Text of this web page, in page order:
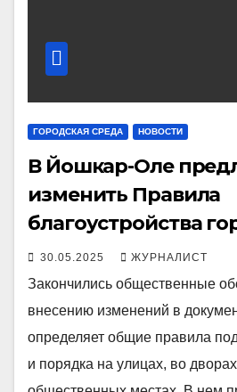
ГОРОДСКАЯ СРЕДА НОВОСТИ
В Йошкар-Оле
изменить Правила
благоустройства
30.05.2025 ЖУРНАЛИСТ
Закончились общественные
внесению изменений в
определяет общие правила
и порядка на улицах, во